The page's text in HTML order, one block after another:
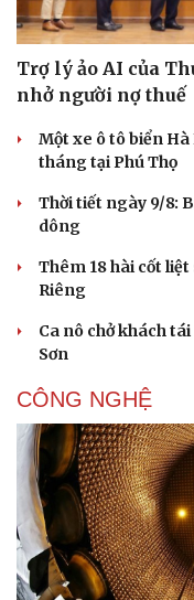
Trợ lý ảo AI của
nhở người nợ thuế
Một xe ô tô biển
tháng tại Phú Thọ
Thời tiết ngày 9/8:
dông
Thêm 18 hài cốt
Riêng
Ca nô chở khách
Sơn
CÔNG NGHỆ